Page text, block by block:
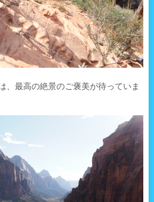
、最高の絶景のご褒美が待っていま